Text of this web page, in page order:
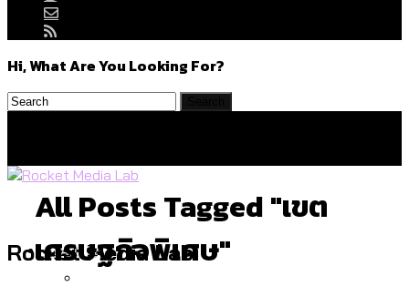
Hi, What Are You Looking For?
Rocket Media Lab
Politics
All Posts Tagged "เขต
เศรษฐกิจพิเศษ"